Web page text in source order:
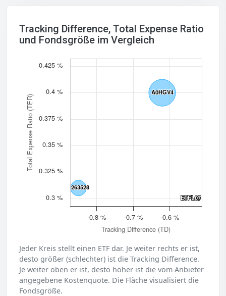
Tracking Difference, Total Expense Ratio
und Fondsgröße im Vergleich
Tracking Difference (TD)
Total Expense Ratio (TER)
263528
263528
ETFL07
ETFL07
A0HGV4
A0HGV4
-0.8 % -0.7 % -0.6 %
0.3 %
0.325 %
0.35 %
0.375 %
0.4 %
0.425 %
Jeder Kreis stellt einen ETF dar. Je weiter rechts er ist,
desto größer (schlechter) ist die Tracking Difference.
Je weiter oben er ist, desto höher ist die vom Anbieter
angegebene Kostenquote. Die Fläche visualisiert die
Fondsgröße.